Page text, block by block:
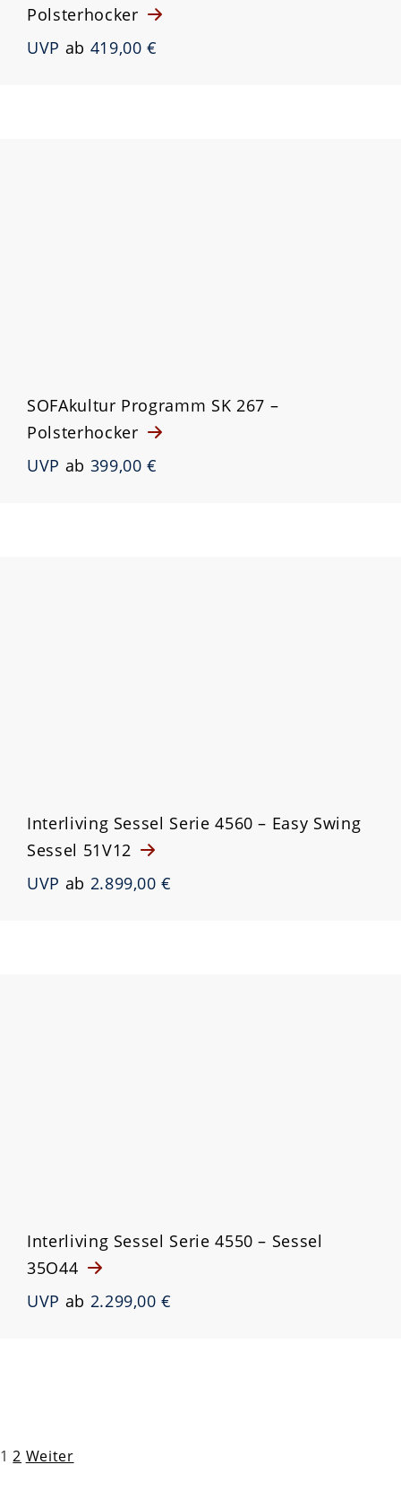
Polsterhocker
UVP ab 419,00 €
SOFAkultur Programm SK 267 –
Polsterhocker
UVP ab 399,00 €
Interliving Sessel Serie 4560 – Easy Swing
Sessel 51V12
UVP ab 2.899,00 €
Interliving Sessel Serie 4550 – Sessel
35O44
UVP ab 2.299,00 €
Seitennummerierung
1 2 Weiter